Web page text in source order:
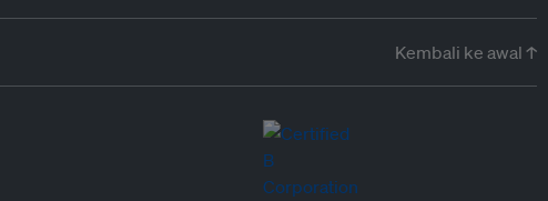
Kembali ke awal ↑